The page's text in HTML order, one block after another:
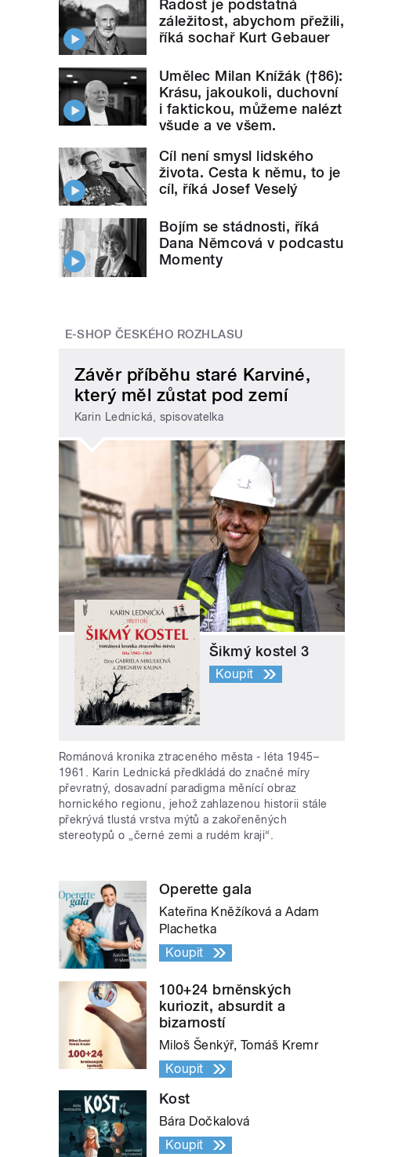
Radost je podstatná
záležitost, abychom přežili,
říká sochař Kurt Gebauer
Umělec Milan Knížák (†86):
Krásu, jakoukoli, duchovní
i faktickou, můžeme nalézt
všude a ve všem.
Cíl není smysl lidského
života. Cesta k němu, to je
cíl, říká Josef Veselý
Bojím se stádnosti, říká
Dana Němcová v podcastu
Momenty
E-SHOP ČESKÉHO ROZHLASU
Závěr příběhu staré Karviné,
který měl zůstat pod zemí
Karin Lednická, spisovatelka
Šikmý kostel 3
Koupit
Románová kronika ztraceného města - léta 1945–
1961. Karin Lednická předkládá do značné míry
převratný, dosavadní paradigma měnící obraz
hornického regionu, jehož zahlazenou historii stále
překrývá tlustá vrstva mýtů a zakořeněných
stereotypů o „černé zemi a rudém kraji“.
Operette gala
Kateřina Kněžíková a Adam
Plachetka
Koupit
100+24 brněnských
kuriozit, absurdit a
bizarností
Miloš Šenkýř, Tomáš Kremr
Koupit
Kost
Bára Dočkalová
Koupit